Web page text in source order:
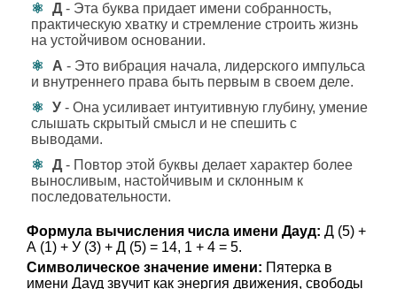
Д - Эта буква придает имени собранность,
практическую хватку и стремление строить жизнь
на устойчивом основании.
А - Это вибрация начала, лидерского импульса
и внутреннего права быть первым в своем деле.
У - Она усиливает интуитивную глубину, умение
слышать скрытый смысл и не спешить с
выводами.
Д - Повтор этой буквы делает характер более
выносливым, настойчивым и склонным к
последовательности.
Формула вычисления числа имени Дауд: Д (5) +
А (1) + У (3) + Д (5) = 14, 1 + 4 = 5.
Символическое значение имени: Пятерка в
имени Дауд звучит как энергия движения, свободы